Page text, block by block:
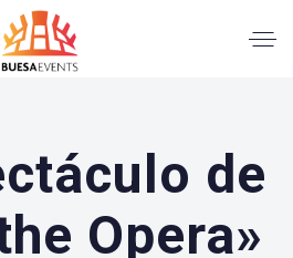
de
Opera»